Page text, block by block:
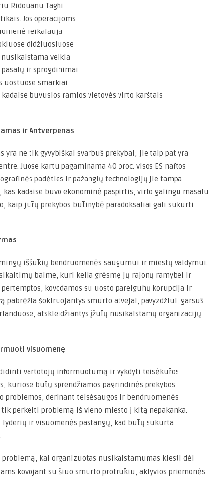
Ridouanu Taghi
Jos operacijoms
reikalauja
didžiuosiuose
nusikalstama veikla
ir sprogdinimai
uostuose smarkiai
buvusios ramios vietovės virto karštais
ir Antverpenas
yra ne tik gyvybiškai svarbūs prekybai; jie taip pat yra
Juose kartu pagaminama 40 proc. visos ES naftos
padėties ir pažangių technologijų jie tampa
kadaise buvo ekonominė paspirtis, virto galingu masalu
kaip jūrų prekybos būtinybė paradoksaliai gali sukurti
iššūkių bendruomenės saugumui ir miestų valdymui.
baime, kuri kelia grėsmę jų rajonų ramybei ir
kovodamos su uosto pareigūnų korupcija ir
pabrėžia šokiruojantys smurto atvejai, pavyzdžiui, garsūs
atskleidžiantys įžūlų nusikalstamų organizacijų
visuomenę
vartotojų informuotumą ir vykdyti teisėkūros
būtų sprendžiamos pagrindinės prekybos
derinant teisėsaugos ir bendruomenės
perkelti problemą iš vieno miesto į kitą nepakanka.
ir visuomenės pastangų, kad būtų sukurta
problemą, kai organizuotas nusikalstamumas klesti dėl
kovojant su šiuo smurto protrūkiu, aktyvios priemonės